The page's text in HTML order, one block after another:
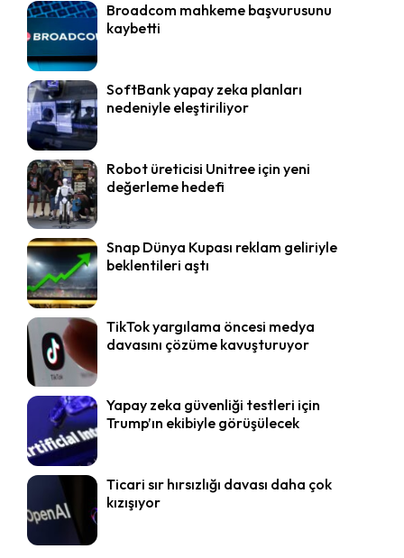
Broadcom mahkeme başvurusunu
kaybetti
SoftBank yapay zeka planları
nedeniyle eleştiriliyor
Robot üreticisi Unitree için yeni
değerleme hedefi
Snap Dünya Kupası reklam geliriyle
beklentileri aştı
TikTok yargılama öncesi medya
davasını çözüme kavuşturuyor
Yapay zeka güvenliği testleri için
Trump’ın ekibiyle görüşülecek
Ticari sır hırsızlığı davası daha çok
kızışıyor